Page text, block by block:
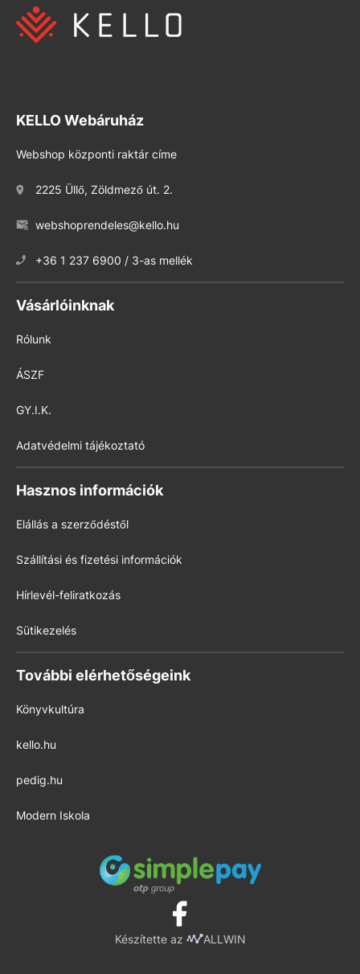
KELLO Webáruház
Webshop központi raktár címe
2225 Üllő, Zöldmező út. 2.
webshoprendeles@kello.hu
+36 1 237 6900 / 3-as mellék
Vásárlóinknak
Rólunk
ÁSZF
GY.I.K.
Adatvédelmi tájékoztató
Hasznos információk
Elállás a szerződéstől
Szállítási és fizetési információk
Hírlevél-feliratkozás
Sütikezelés
További elérhetőségeink
Könyvkultúra
kello.hu
pedig.hu
Modern Iskola
Készítette az ALLWIN